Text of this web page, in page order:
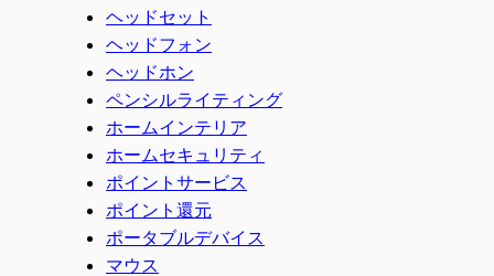
ヘッドセット
ヘッドフォン
ヘッドホン
ペンシルライティング
ホームインテリア
ホームセキュリティ
ポイントサービス
ポイント還元
ポータブルデバイス
マウス